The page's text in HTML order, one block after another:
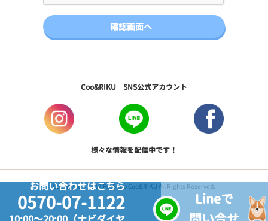
お問い合わせはこちら
0570-07-1122
Lineで
Coo&RIKU SNS公式アカウント
様々な情報を配信中です！
Copyright © 2017 PetShop Coo&RIKU All Rights Reserved.